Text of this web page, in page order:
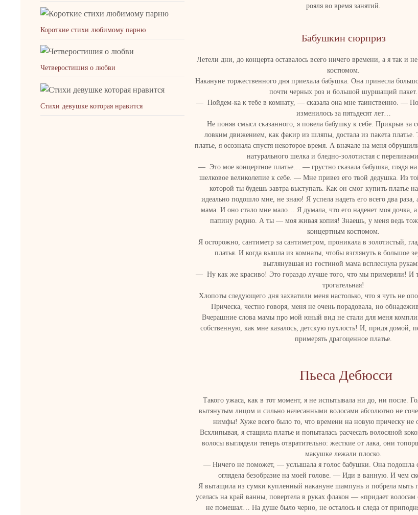
Короткие стихи любимому парню
Четверостишия о любви
Стихи девушке которая нравится
рояля во время занятий.
Бабушкин сюрприз
Летели дни, до концерта оставалось всего ничего времени, а я так и
костюмом.
Накануне торжественного дня приехала бабушка. Она принесла
почти черных роз и большой шуршащий пакет.
— Пойдем-ка к тебе в комнату, — сказала она мне таинственно. —
изменилось за пятьдесят лет…
Не поняв смысл сказанного, я повела бабушку к себе. Прикрыв за
ловким движением, как факир из шляпы, достала из пакета платье.
платье, я осознала спустя некоторое время. А вначале на меня
натурального шелка и бледно-золотистая с
— Это мое концертное платье… — грустно сказала бабушка, глядя
шелковое великолепие к себе. — Мне привез его твой дедушка. Из
которой ты будешь завтра выступать. Как он смог купить платье
идеально подошло мне, не знаю! Я успела надеть его всего два раза,
мама. И оно стало мне мало… Я думала, что его наденет моя дочка,
папину родню. А ты — моя живая копия! Знаешь, у меня ведь
концертным костюмом.
Я осторожно, сантиметр за сантиметром, проникала в золотистый,
платья. И когда вышла из комнаты, чтобы взглянуть в большое
выглянувшая из гостиной мама всплеснула
— Ну как же красиво! Это гораздо лучше того, что мы примеряли! И
трогательная!
Хлопоты следующего дня захватили меня настолько, что я чуть не
Прическа, честно говоря, меня не очень порадовала, но
Вчерашние слова мамы про мой юный вид не стали для меня
собственную, как мне казалось, детскую пухлость! И, придя домой,
примерять драгоценное платье.
Пьеса Дебюсси
Такого ужаса, как в тот момент, я не испытывала ни до, ни после.
вытянутым лицом и сильно начесанными волосами абсолютно не
нимфы! Хуже всего было то, что времени на новую прическу не
Всхлипывая, я стащила платье и попыталась расчесать волосяной
волосы выглядели теперь отвратительно: жесткие от лака, они
макушке лежали плоско.
— Ничего не поможет, — услышала я голос бабушки. Она подошла
оглядела безобразие на моей голове. — Иди в ванную. И чем
Я вытащила из сумки купленный накануне шампунь и побрела мыть
уселась на край ванны, повертела в руках флакон — «придает
не помешал… На душе было черно, не осталось и следа от